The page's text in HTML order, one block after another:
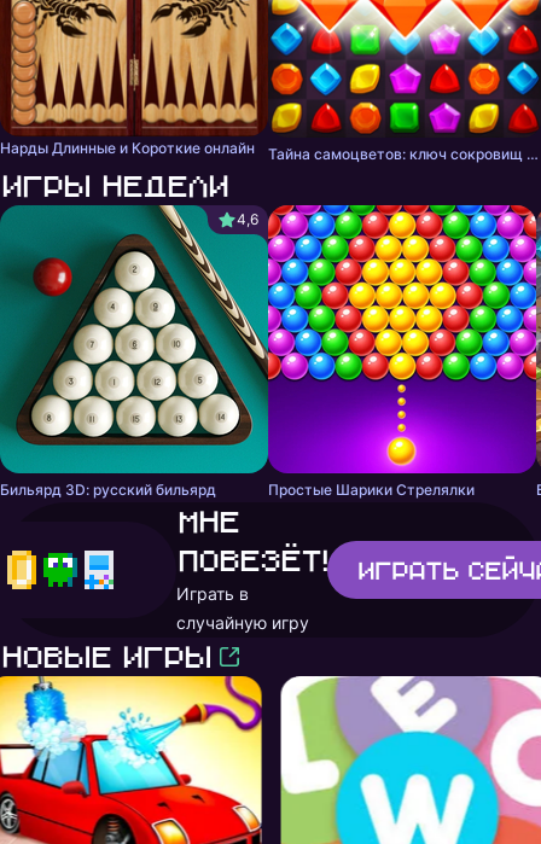
Нарды Длинные и Короткие онлайн Тайна самоцветов: ключ сокровищ - три в ряд
Игры недели
4,6
Бильярд 3D: русский бильярд Простые Шарики Стрелялки
Мне
повезёт!
Играть в
случайную игру
Играть
Новые игры